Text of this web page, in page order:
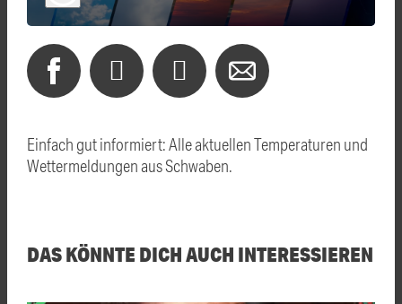
Einfach gut informiert: Alle aktuellen Temperaturen und
Wettermeldungen aus Schwaben.
DAS KÖNNTE DICH AUCH INTERESSIEREN